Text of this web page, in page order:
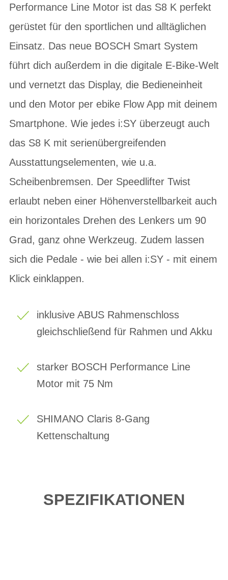
Performance Line Motor ist das S8 K perfekt
gerüstet für den sportlichen und alltäglichen
Einsatz. Das neue BOSCH Smart System
führt dich außerdem in die digitale E-Bike-Welt
und vernetzt das Display, die Bedieneinheit
und den Motor per ebike Flow App mit deinem
Smartphone. Wie jedes i:SY überzeugt auch
das S8 K mit serienübergreifenden
Ausstattungselementen, wie u.a.
Scheibenbremsen. Der Speedlifter Twist
erlaubt neben einer Höhenverstellbarkeit auch
ein horizontales Drehen des Lenkers um 90
Grad, ganz ohne Werkzeug. Zudem lassen
sich die Pedale - wie bei allen i:SY - mit einem
Klick einklappen.
inklusive ABUS Rahmenschloss
gleichschließend für Rahmen und Akku
starker BOSCH Performance Line
Motor mit 75 Nm
SHIMANO Claris 8-Gang
Kettenschaltung
SPEZIFIKATIONEN